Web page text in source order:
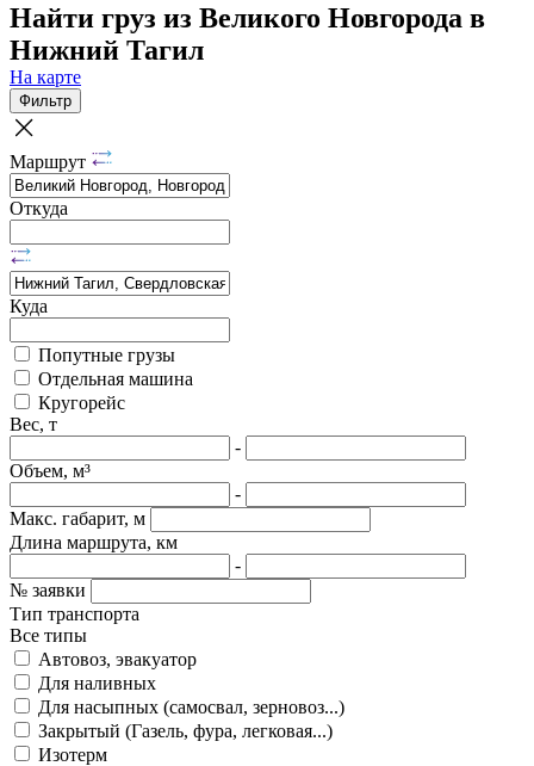
Найти груз из Великого Новгорода в
Нижний Тагил
На карте
Фильтр
Маршрут
Откуда
Куда
Попутные грузы
Отдельная машина
Кругорейс
Вес, т
-
Объем, м³
-
Макс. габарит, м
Длина маршрута, км
-
№ заявки
Тип транспорта
Все типы
Автовоз, эвакуатор
Для наливных
Для насыпных (самосвал, зерновоз...)
Закрытый (Газель, фура, легковая...)
Изотерм